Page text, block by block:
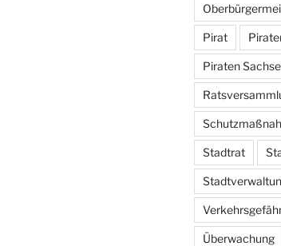
Pirat
Piraten
Stadtrat
Überwachung